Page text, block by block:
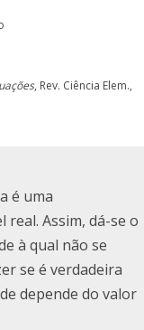
, Rev. Ciência Elem.,
é uma
real. Assim, dá-se o
à qual não se
se é verdadeira
depende do valor